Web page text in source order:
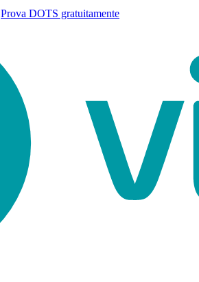
Prova DOTS gratuitamente